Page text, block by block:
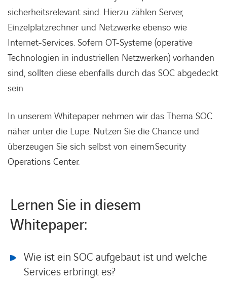
sicherheitsrelevant sind. Hierzu zählen Server,
Einzelplatzrechner und Netzwerke ebenso wie
Internet-Services. Sofern OT-Systeme (operative
Technologien in industriellen Netzwerken) vorhanden
sind, sollten diese ebenfalls durch das SOC abgedeckt
sein
In unserem Whitepaper nehmen wir das Thema SOC
näher unter die Lupe. Nutzen Sie die Chance und
überzeugen Sie sich selbst von einem Security
Operations Center.
Lernen Sie in diesem
Whitepaper:
Wie ist ein SOC aufgebaut ist und welche
Services erbringt es?